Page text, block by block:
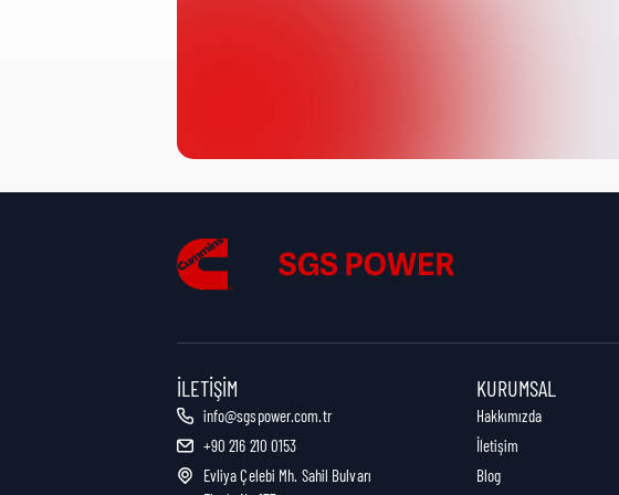
Nakliye Yüksekliği:
Nakliye Uzunluğu:
Nakliye Ağırlığı:
İLETIŞIM
info@sgspower.com.tr
+90 216 210 0153
Evliya Çelebi Mh. Sahil Bulvarı
KURUMSAL
Hakkımızda
İletişim
Blog